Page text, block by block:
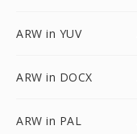
ARW in YUV
ARW in DOCX
ARW in PAL